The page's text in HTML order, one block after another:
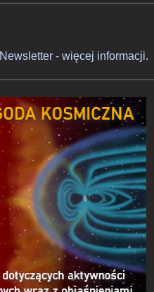
Newsletter - więcej informacji.